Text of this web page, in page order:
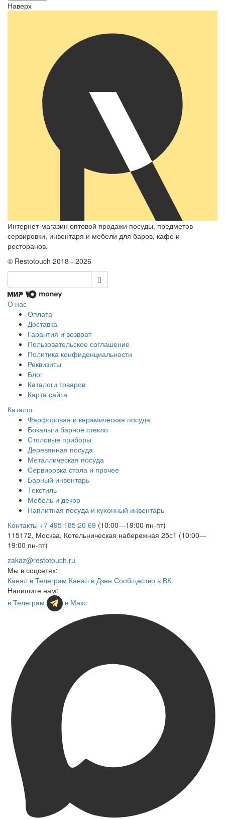
Наверх
Интернет-магазин оптовой продажи посуды, предметов
сервировки, инвентаря и мебели для баров, кафе и
ресторанов.
© Restotouch 2018 - 2026
О нас
Оплата
Доставка
Гарантия и возврат
Пользовательское соглашение
Политика конфиденциальности
Реквизиты
Блог
Каталоги товаров
Карта сайта
Каталог
Фарфоровая и керамическая посуда
Бокалы и барное стекло
Столовые приборы
Деревянная посуда
Металлическая посуда
Сервировка стола и прочее
Барный инвентарь
Текстиль
Мебель и декор
Наплитная посуда и кухонный инвентарь
Контакты +7 495 185 20 69 (10:00—19:00 пн-пт)
115172, Москва, Котельническая набережная 25с1 (10:00—
19:00 пн-пт)
zakaz@restotouch.ru
Мы в соцсетях:
Канал в Телеграм Канал в Дзен Сообщество в ВК
Напишите нам:
в Телеграм
в Макс